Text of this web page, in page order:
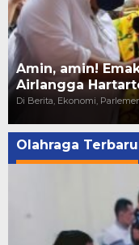
Amin, amin!
Airlangga
Di Berita, Ekonomi,
Olahraga Terbaru